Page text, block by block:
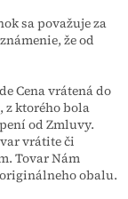
sa považuje za
že od
Cena vrátená do
z ktorého bola
od Zmluvy.
vrátite či
Tovar Nám
obalu.